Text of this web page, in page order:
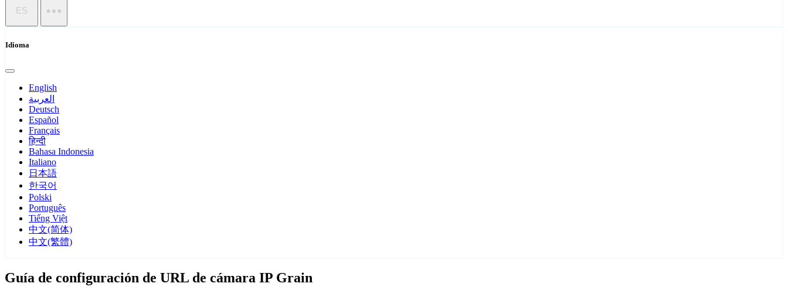
ES
Idioma
English
العربية
Deutsch
Español
Français
हिन्दी
Bahasa Indonesia
Italiano
日本語
한국어
Polski
Português
Tiếng Việt
中文(简体)
中文(繁體)
Guía de configuración de URL de cámara IP Grain